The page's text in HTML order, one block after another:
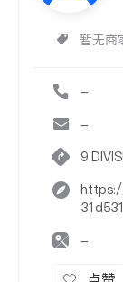
暂无商
-
-
9
-